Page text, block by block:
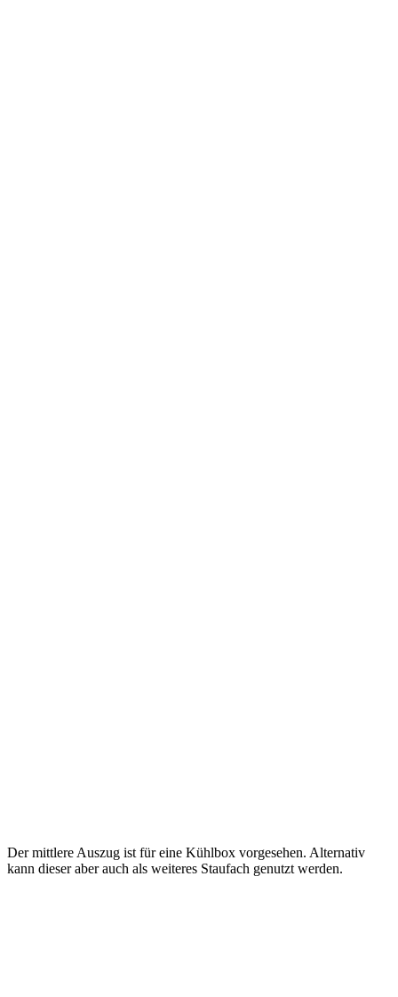
Der mittlere Auszug ist für eine Kühlbox vorgesehen. Alternativ
kann dieser aber auch als weiteres Staufach genutzt werden.